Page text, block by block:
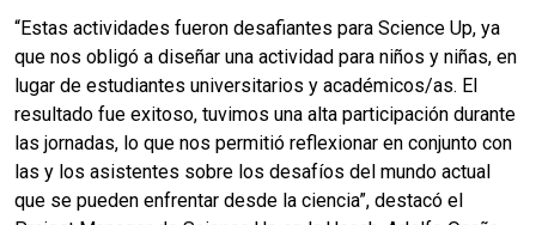
“Estas actividades fueron desafiantes para Science Up, ya
que nos obligó a diseñar una actividad para niños y niñas, en
lugar de estudiantes universitarios y académicos/as. El
resultado fue exitoso, tuvimos una alta participación durante
las jornadas, lo que nos permitió reflexionar en conjunto con
las y los asistentes sobre los desafíos del mundo actual
que se pueden enfrentar desde la ciencia”, destacó el